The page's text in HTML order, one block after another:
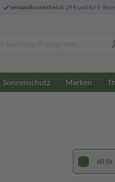
versandkostenfreiab 29 € und für E-
Sonnenschutz Marken
60 St